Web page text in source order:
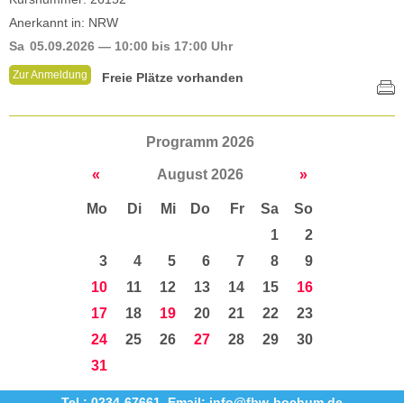
Anerkannt in: NRW
Sa 05.09.2026 — 10:00 bis 17:00 Uhr
Zur Anmeldung Freie Plätze vorhanden
Programm 2026
« August 2026 »
Mo Di Mi Do Fr Sa
So
1
2
3
4 5 6 7 8
9
10
11 12 13 14 15
16
17
18 19 20 21 22
23
24
25 26 27 28 29
30
31